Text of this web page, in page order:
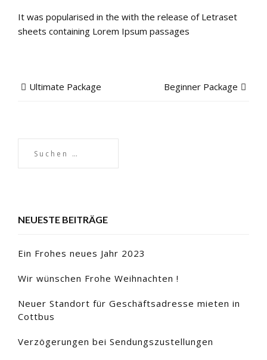
It was popularised in the with the release of Letraset
sheets containing Lorem Ipsum passages
Ultimate Package Beginner Package
NEUESTE BEITRÄGE
Ein Frohes neues Jahr 2023
Wir wünschen Frohe Weihnachten !
Neuer Standort für Geschäftsadresse mieten in
Cottbus
Verzögerungen bei Sendungszustellungen